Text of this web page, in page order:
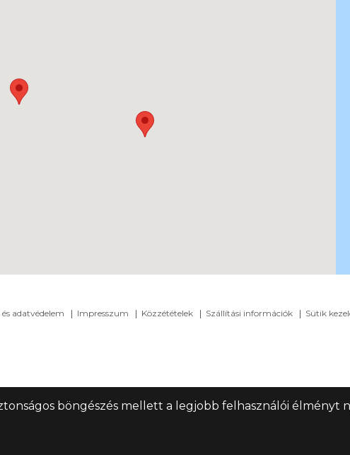
adatvédelem Impresszum Közzétételek Szállítási információk Sütik
böngészés mellett a legjobb felhasználói élményt